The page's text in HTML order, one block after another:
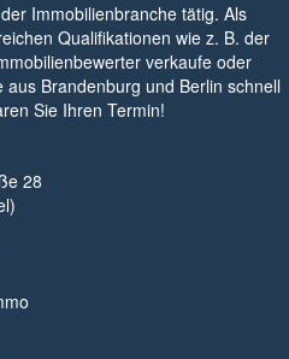
Immobilienbranche tätig. Als
Qualifikationen wie z. B. der
verkaufe oder
Brandenburg und Berlin schnell
Sie Ihren Termin!
28